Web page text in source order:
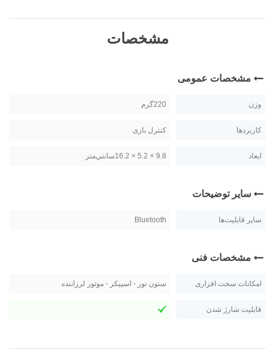
مشخصات
مشخصات عمومی
وزن 220گرم
کاربردها کنترل بازی
ابعاد 9.8 × 5.2 × 16.2سانتي‌متر
سایر توضیحات
سایر قابلیت‌ها Bluetooth
مشخصات فنی
امکانات سخت افزاری ستون نور - اسپیکر - موتور لرزاننده
قابلیت شارژ شدن